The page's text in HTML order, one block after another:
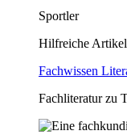
Sportler
Hilfreiche
Fachwissen
Fachliteratur zu